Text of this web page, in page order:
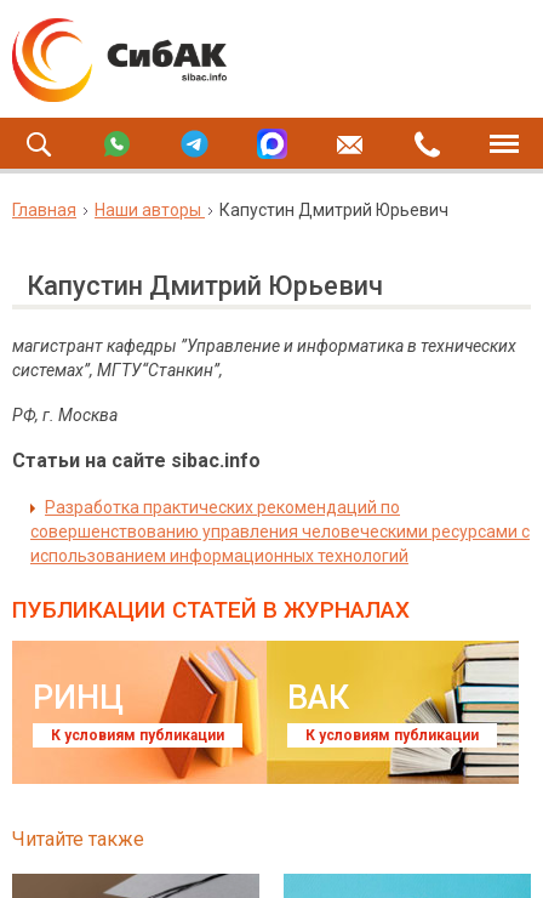
Главная Наши авторы Капустин Дмитрий Юрьевич
Капустин Дмитрий Юрьевич
магистрант кафедры ”Управление и информатика в технических
системах”, МГТУ“Станкин”,
РФ, г. Москва
Статьи на сайте sibac.info
Разработка практических рекомендаций по
совершенствованию управления человеческими ресурсами с
использованием информационных технологий
ПУБЛИКАЦИИ СТАТЕЙ В ЖУРНАЛАХ
РИНЦ
К условиям публикации
ВАК
К условиям публикации
Читайте также